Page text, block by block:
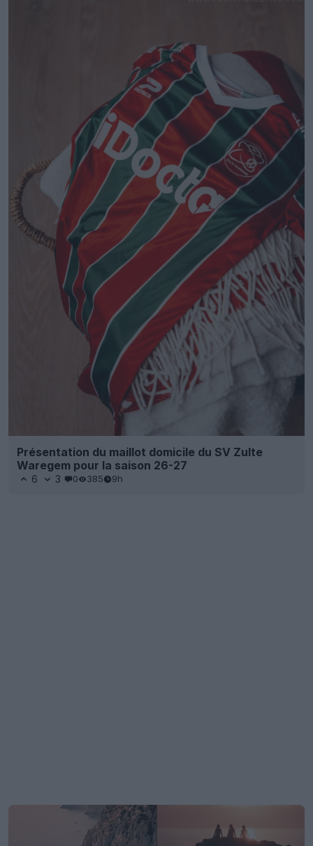
Présentation du maillot domicile du SV Zulte
Waregem pour la saison 26-27
6 3 0 385 9h